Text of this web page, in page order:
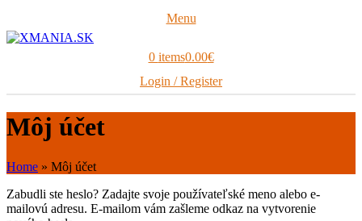
Menu
0 items0.00€
Login / Register
Môj účet
Home » Môj účet
Zabudli ste heslo? Zadajte svoje používateľské meno alebo e-
mailovú adresu. E-mailom vám zašleme odkaz na vytvorenie